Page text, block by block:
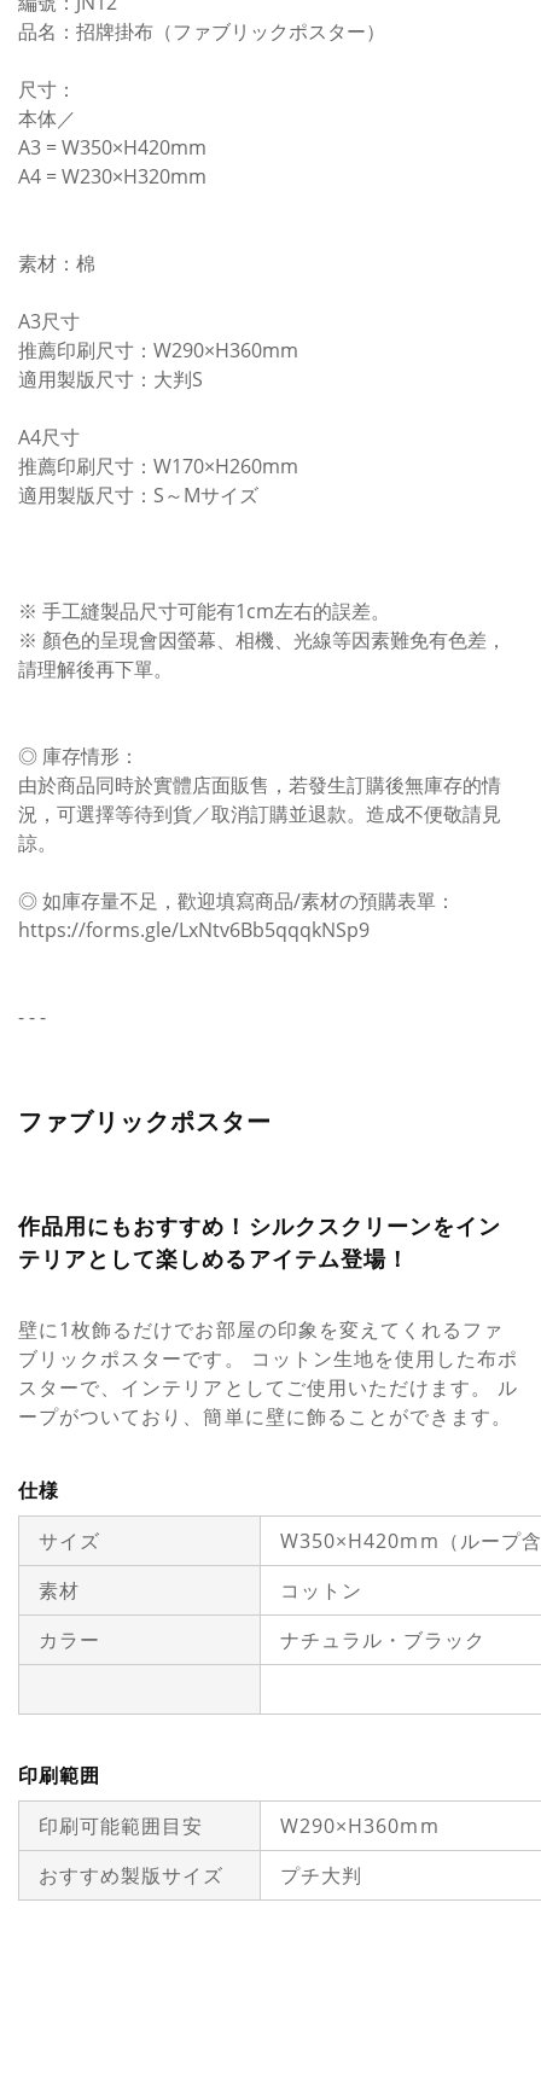
品名：招牌掛布（ファブリックポスター）
尺寸：
本体／
A3 =W350×H420mm
A4 = W230×H320mm
素材：棉
A3尺寸
推薦印刷尺寸：W290×H360mm
適用製版尺寸：大判S
A4尺寸
推薦印刷尺寸：W170×H260mm
適用製版尺寸：S～Mサイズ
※ 手工縫製品尺寸可能有1cm左右的誤差。
※ 顏色的呈現會因螢幕、相機、光線等因素難免有色差，
請理解後再下單。
◎ 庫存情形：
由於商品同時於實體店面販售，若發生訂購後無庫存的情
況，可選擇等待到貨／取消訂購並退款。造成不便敬請見
諒。
◎ 如庫存量不足，歡迎填寫商品/素材の預購表單：
https://forms.gle/LxNtv6Bb5qqqkNSp9
- - -
ファブリックポスター
作品用にもおすすめ！シルクスクリーンをイン
テリアとして楽しめるアイテム登場！
壁に1枚飾るだけでお部屋の印象を変えてくれるファ
ブリックポスターです。 コットン生地を使用した布ポ
スターで、インテリアとしてご使用いただけます。 ル
ープがついており、簡単に壁に飾ることができます。
仕様
サイズ
W350×H420mm（ループ
素材
コットン
カラー
ナチュラル・ブラック
印刷範囲
印刷可能範囲目安
W290×H360mm
おすすめ製版サイズ
プチ大判